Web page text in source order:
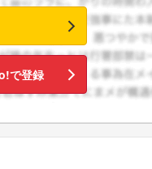
ォローしました
業もフォローしませんか？
で登録